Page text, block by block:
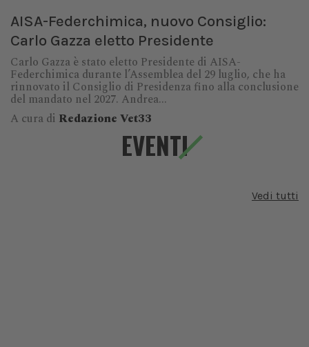
AISA-Federchimica, nuovo Consiglio:
Carlo Gazza eletto Presidente
Carlo Gazza è stato eletto Presidente di AISA-
Federchimica durante l’Assemblea del 29 luglio, che ha
rinnovato il Consiglio di Presidenza fino alla conclusione
del mandato nel 2027. Andrea...
A cura di Redazione Vet33
EVENTI
Vedi tutti